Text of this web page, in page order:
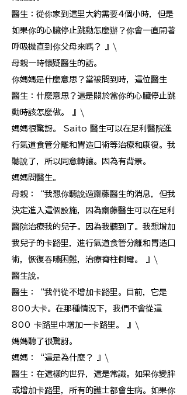
醫生：從你家到這里大約需要4個小時，但是
如果你的心臟停止跳動怎麼辦？你會一直開著
呼吸機直到你父母來嗎？ 』\
母親一時懷疑醫生的話。
你媽媽是什麼意思？當被問到時，這位醫生
醫生：什麼意思？這是關於當你的心臟停止跳
動時該怎麼做。 』\
媽媽很驚訝。 Saito 醫生可以在足利醫院進
行氣道食管分離和胃造口術等治療和康復。我
聽說了，所以同意轉讓。因為有背景。
媽媽問醫生。
母親：“我想你聽說過齋藤醫生的消息，但我
決定進入這個設施，因為齋藤醫生可以在足利
醫院治療我的兒子。因為我聽到了。我想增加
我兒子的卡路里，進行氣道食管分離和胃造口
術，恢復吞嚥困難，治療脊柱側彎。 』\
醫生說。
醫生：“我們從不增加卡路里。目前，它是
800大卡。在那種情況下，我們不會從這
800 卡路里中增加一卡路里。 』\
媽媽聽了很驚訝。
媽媽：“這是為什麼？ 』\
醫生：在這樣的世界，這是常識。如果你變胖
或增加卡路里，所有的護士都會生病。如果你